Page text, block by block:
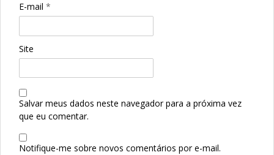
E-mail *
Site
Salvar meus dados neste navegador para a próxima vez
que eu comentar.
Notifique-me sobre novos comentários por e-mail.